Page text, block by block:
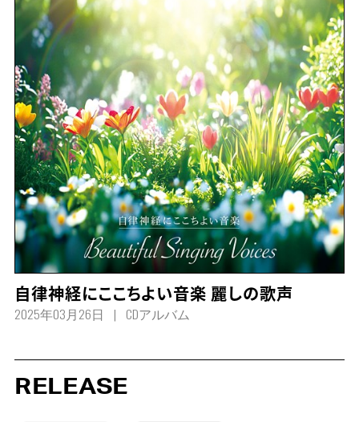
自律神経にここちよい音楽 麗しの歌声
2025年03月26日 CDアルバム
RELEASE